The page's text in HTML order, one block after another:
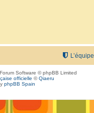
L’équipe
Software © phpBB Limited
officielle ©Qiaeru
phpBB Spain